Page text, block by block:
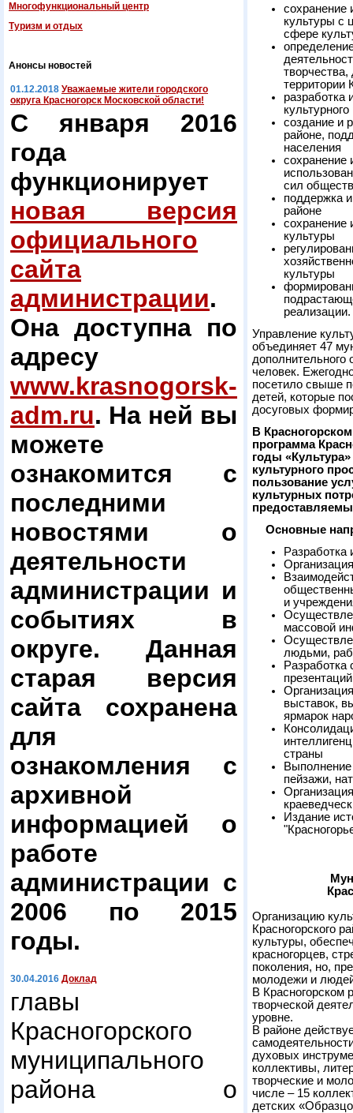
Многофункциональный центр
Туризм и отдых
Анонсы новостей
01.12.2018 Уважаемые жители городского
округа Красногорск Московской области!
С января 2016
года
функционирует
новая версия
официального
сайта
администрации.
Она доступна по
адресу
www.krasnogorsk-
adm.ru. На ней вы
можете
ознакомится с
последними
новостями о
деятельности
администрации и
событиях в
округе. Данная
старая версия
сайта сохранена
для
ознакомления с
архивной
информацией о
работе
администрации с
2006 по 2015
годы.
30.04.2016 Доклад
главы
Красногорского
муниципального
района о
сохранение
культуры с
сфере
территории
разработка
создание и
районе,
населения
сохранение
сил
поддержка
районе
сохранение
культуры
культуры
реализации.
Управление
объединяет 47
человек.
посетило свыше
детей, которые
досуговых
В
программа
годы
культурного
пользование
культурных
Основные
и
массовой
людьми,
Разработка
презентаций
выставок,
ярмарок
страны
Выполнение
пейзажи,
Издание
Организацию
Красногорского
культуры,
красногорцев,
поколения, но,
молодежи и
В Красногорском
творческой
уровне.
В районе
духовых
коллективы,
творческие и
числе – 15
детских